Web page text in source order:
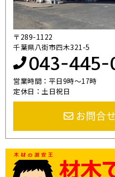
〒289-1122
千葉県八街市四木321-5
043-445-
営業時間：平日9時～17時
定休日：土日祝日
お問合